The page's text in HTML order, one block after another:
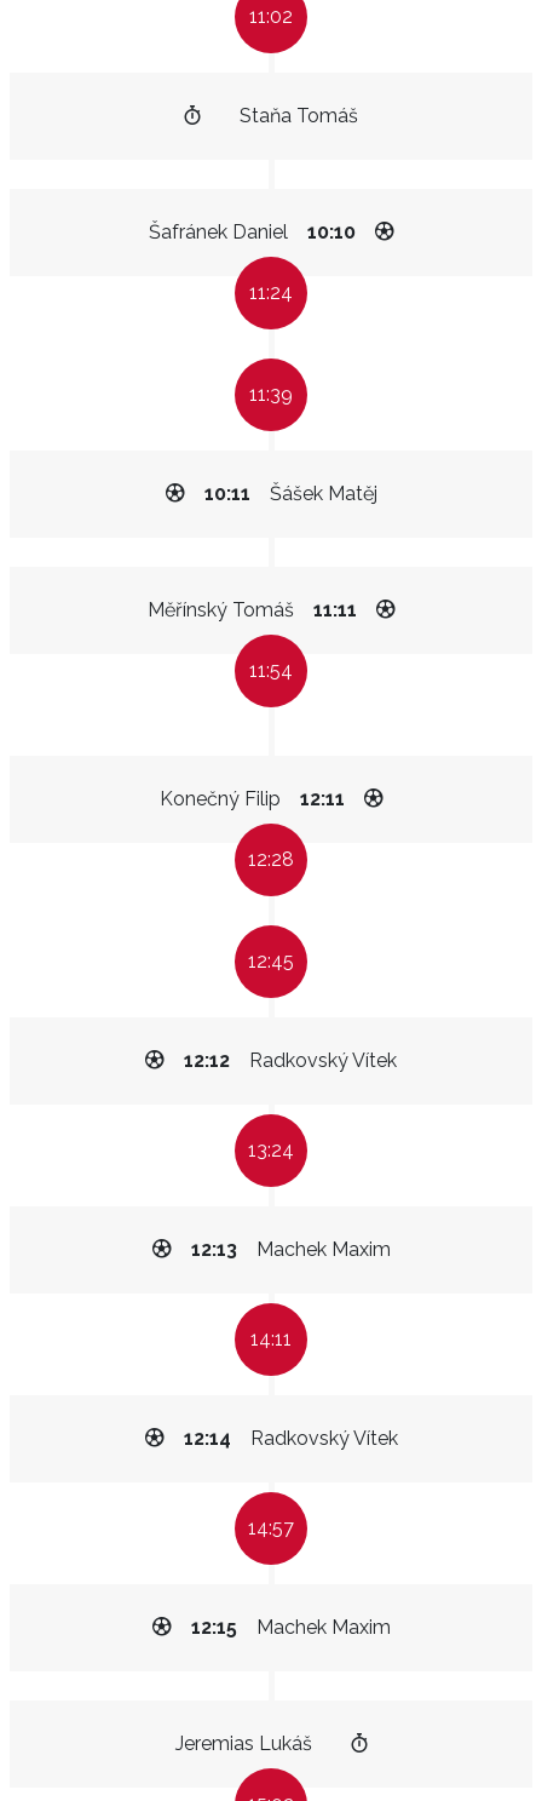
11:02
Staňa Tomáš
Šafránek Daniel 10:10
11:24
11:39
Šášek Matěj
10:11
Měřínský Tomáš 11:11
11:54
Konečný Filip 12:11
12:28
12:45
Radkovský Vítek
12:12
13:24
Machek Maxim
12:13
14:11
Radkovský Vítek
12:14
14:57
Machek Maxim
12:15
Jeremias Lukáš